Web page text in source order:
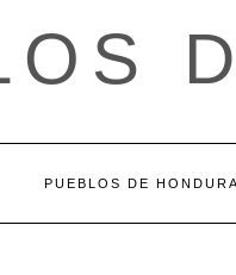
PUEBLOS DE